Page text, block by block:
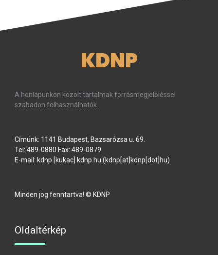
KDNP
A honlapunkon közölt tartalmak forrásmegjelöléssel
szabadon felhasználhatók.
Címünk: 1141 Budapest, Bazsarózsa u. 69.
Tel: 489-0880 Fax: 489-0879
E-mail: kdnp [kukac] kdnp hu (kdnp[at]kdnp[dot]hu)
Minden jog fenntartva! © KDNP
Oldaltérkép